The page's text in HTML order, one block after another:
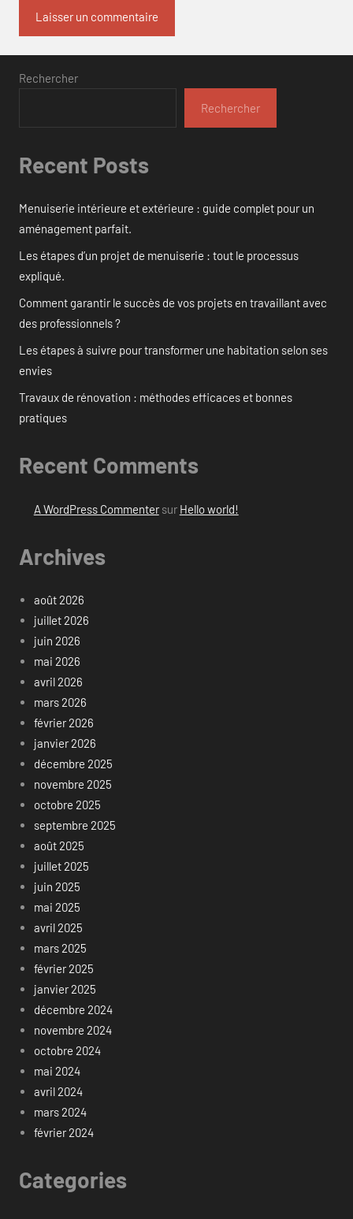
Rechercher
Rechercher
Recent Posts
Menuiserie intérieure et extérieure : guide complet pour un
aménagement parfait.
Les étapes d’un projet de menuiserie : tout le processus
expliqué.
Comment garantir le succès de vos projets en travaillant avec
des professionnels ?
Les étapes à suivre pour transformer une habitation selon ses
envies
Travaux de rénovation : méthodes efficaces et bonnes
pratiques
Recent Comments
A WordPress Commentersur Hello world!
Archives
août 2026
juillet 2026
juin 2026
mai 2026
avril 2026
mars 2026
février 2026
janvier 2026
décembre 2025
novembre 2025
octobre 2025
septembre 2025
août 2025
juillet 2025
juin 2025
mai 2025
avril 2025
mars 2025
février 2025
janvier 2025
décembre 2024
novembre 2024
octobre 2024
mai 2024
avril 2024
mars 2024
février 2024
Categories